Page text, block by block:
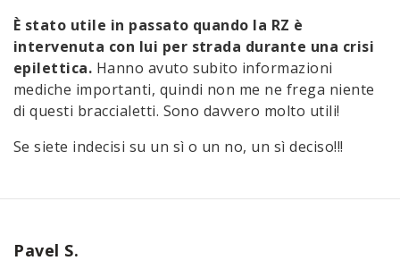
È stato utile in passato quando la RZ è
intervenuta con lui per strada durante una crisi
epilettica. Hanno avuto subito informazioni
mediche importanti, quindi non me ne frega niente
di questi braccialetti. Sono davvero molto utili!
Se siete indecisi su un sì o un no, un sì deciso!!!
Pavel S.